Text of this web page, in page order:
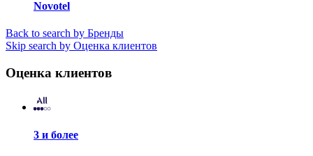
Novotel
Back to search by Бренды
Skip search by Оценка клиентов
Оценка клиентов
3 и более